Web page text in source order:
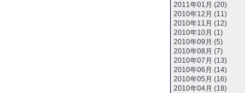
2011年01月 (20)
2010年12月 (11)
2010年11月 (12)
2010年10月 (1)
2010年09月 (5)
2010年08月 (7)
2010年07月 (13)
2010年06月 (14)
2010年05月 (16)
2010年04月 (18)